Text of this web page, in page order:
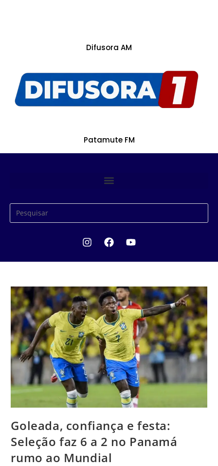
Difusora AM
Patamute FM
Goleada, confiança e festa:
Seleção faz 6 a 2 no Panamá
rumo ao Mundial